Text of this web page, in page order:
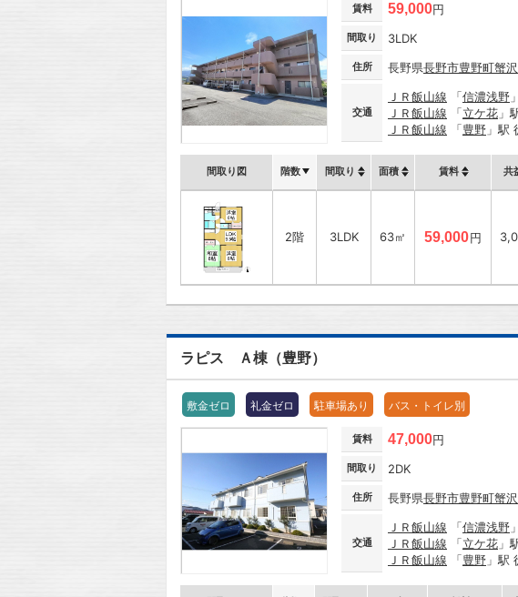
賃料 59,000円
間取り 3LDK
住所 長野県長野市豊野町蟹沢
交通
ＪＲ飯山線 「信濃浅野
ＪＲ飯山線 「立ケ花 」
ＪＲ飯山線 「豊野 」駅
間取り図 階数 間取り 面積 賃料 共
2階 3LDK 63㎡ 59,000円
ラピス Ａ棟（豊野）
敷金ゼロ 礼金ゼロ 駐車場あり バス・トイレ別
賃料 47,000円
間取り 2DK
住所 長野県長野市豊野町蟹沢
交通
ＪＲ飯山線 「信濃浅野
ＪＲ飯山線 「立ケ花 」
ＪＲ飯山線 「豊野 」駅